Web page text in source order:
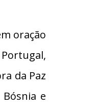
oração
da Paz
e